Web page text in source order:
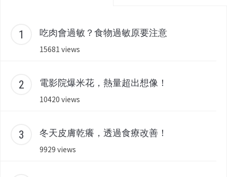
吃肉會過敏？食物過敏原要注意
15681 views
電影院爆米花，熱量超出想像！
10420 views
冬天皮膚乾癢，透過食療改善！
9929 views